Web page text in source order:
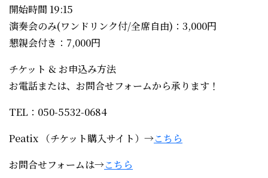
開始時間 19:15
演奏会のみ(ワンドリンク付/全席自由)：3,000円
懇親会付き：7,000円
チケット & お申込み方法
お電話または、お問合せフォームから承ります！
TEL：050-5532-0684
Peatix （チケット購入サイト）→こちら
お問合せフォームは→こちら